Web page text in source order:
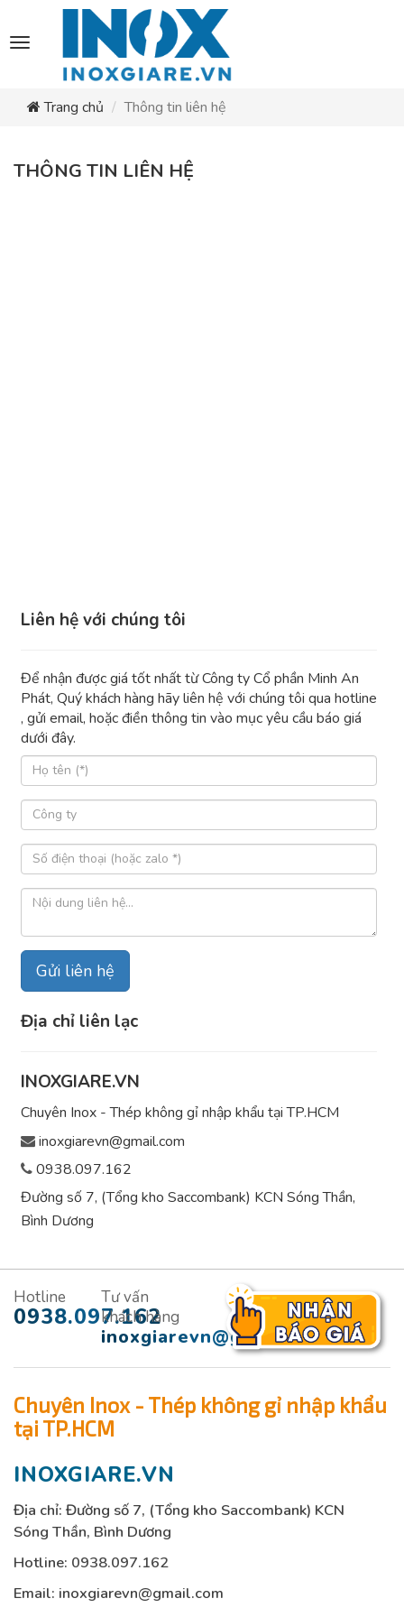
Toggle
navigation
Trang chủ
Thông tin liên hệ
THÔNG TIN LIÊN HỆ
Liên hệ với chúng tôi
Để nhận được giá tốt nhất từ Công ty Cổ phần Minh An
Phát, Quý khách hàng hãy liên hệ với chúng tôi qua hotline
, gửi email, hoặc điền thông tin vào mục yêu cầu báo giá
dưới đây.
Địa chỉ liên lạc
INOXGIARE.VN
Chuyên Inox - Thép không gỉ nhập khẩu tại TP.HCM
inoxgiarevn@gmail.com
0938.097.162
Đường số 7, (Tổng kho Saccombank) KCN Sóng Thần,
Bình Dương
Hotline
0938.097.162
Tư vấn
khách hàng
inoxgiarevn@gmail.com
Chuyên Inox - Thép không gỉ nhập khẩu
tại TP.HCM
INOXGIARE.VN
Địa chỉ: Đường số 7, (Tổng kho Saccombank) KCN
Sóng Thần, Bình Dương
Hotline: 0938.097.162
Email: inoxgiarevn@gmail.com